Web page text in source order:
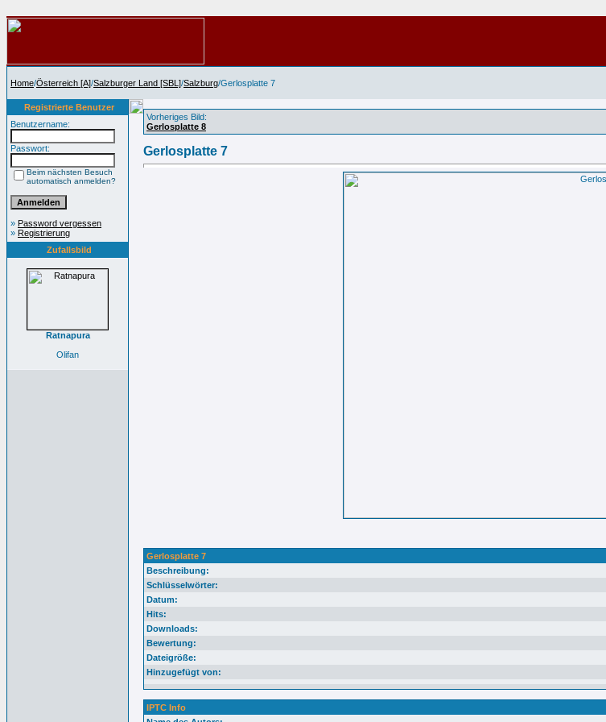
Home/Österreich [A]/Salzburger Land [SBL]/Salzburg/Gerlosplatte 7
Registrierte Benutzer
Benutzername:
Passwort:
Beim nächsten Besuch
automatisch anmelden?
» Password vergessen
» Registrierung
Zufallsbild
Ratnapura
Olifan
Vorheriges Bild:
Gerlosplatte 8
Gerlosplatte 7
Gerlosplatte 7
Beschreibung:
Schlüsselwörter:
Datum:
Hits:
Downloads:
Bewertung:
Dateigröße:
Hinzugefügt von:
IPTC Info